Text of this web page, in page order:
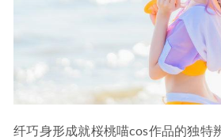
纤巧身形成就桜桃喵cos作品的独特